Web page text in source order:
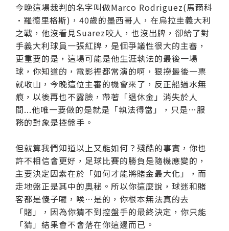
今晚這場裁判的名字叫做Marco Rodriguez(馬爾科
•羅德里格斯)，40歲的墨西哥人，在烏拉圭義大利
之戰，他沒看見Suarez咬人，也沒出牌，卻給了對
手義大利球員一張紅牌，是個爭議性很大的主審，
更重要的是，這場可能是他生涯執法的最後一場
球，你知道的，電影裡都常演的啊，狠撈最後一票
就收山，今晚這位主審的機會來了，反正船過水無
痕，以後再也不露臉，帶著「退休金」消失於人
間...他唯一要做的是就是「執法得當」，只是…服
務的對象是控盤手。
但就算我們知道以上又能如何？殘酷的事實，你也
許不相信會更好，足球比賽的勝負是隨機應變的，
主要決定因素在於「如何才能將賭金最大化」，而
走地盤正是其中的奧秘。所以你這麼說，球迷和賭
客都是傻子囉，唉…是的，你根本無法真的去
「賭」，因為你猜不到控盤手的最終決定，你只能
「猜」結果會不會落在你這邊而已。